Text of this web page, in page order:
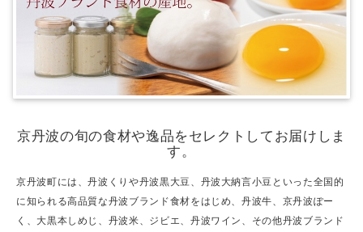
京丹波の旬の食材や逸品をセレクトしてお届けしま
す。
京丹波町には、丹波くりや丹波黒大豆、丹波大納言小豆といった全国的
に知られる高品質な丹波ブランド食材をはじめ、丹波牛、京丹波ぽー
く、大黒本しめじ、丹波米、ジビエ、丹波ワイン、その他丹波ブランド